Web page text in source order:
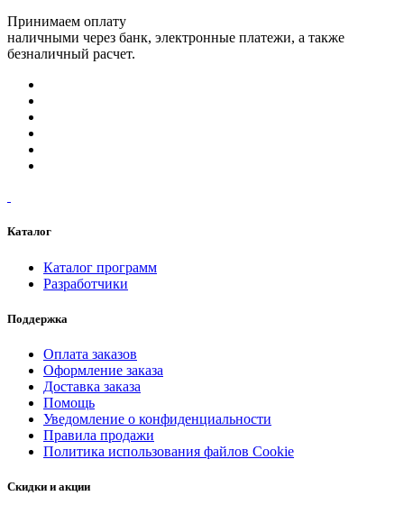
Принимаем оплату
наличными через банк, электронные платежи, а также
безналичный расчет.
Каталог
Каталог программ
Разработчики
Поддержка
Оплата заказов
Оформление заказа
Доставка заказа
Помощь
Уведомление о конфиденциальности
Правила продажи
Политика использования файлов Cookie
Скидки и акции